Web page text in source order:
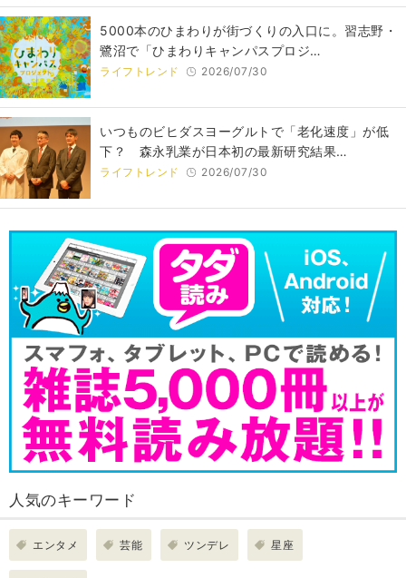
5000本のひまわりが街づくりの入口に。習志野・
鷺沼で「ひまわりキャンパスプロジ…
ライフトレンド 2026/07/30
いつものビヒダスヨーグルトで「老化速度」が低
下？ 森永乳業が日本初の最新研究結果…
ライフトレンド 2026/07/30
人気のキーワード
エンタメ 芸能 ツンデレ 星座